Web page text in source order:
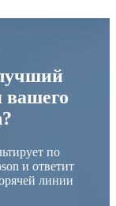
вашего
по
и ответит
линии